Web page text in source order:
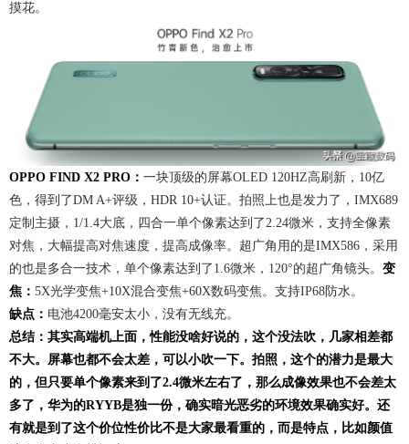
摸花。
OPPO FIND X2 PRO： 一块顶级的屏幕OLED 120HZ高刷新，10亿
色，得到了DM A+评级，HDR 10+认证。拍照上也是发力了，IMX689
定制主摄，1/1.4大底，四合一单个像素达到了2.24微米，支持全像素
对焦，大幅提高对焦速度，提高成像率。超广角用的是IMX586，采用
的也是多合一技术，单个像素达到了1.6微米，120°的超广角镜头。 变
焦： 5X光学变焦+10X混合变焦+60X数码变焦。支持IP68防水。
缺点： 电池4200毫安太小，没有无线充。
总结：其实高端机上面，性能没啥好说的，这个没法吹，几家相差都
不大。屏幕也都不会太差，可以小吹一下。拍照，这个的潜力是最大
的，但只要单个像素来到了2.4微米左右了，那么成像效果也不会差太
多了，华为的RYYB是独一份，确实暗光恶劣的环境效果确实好。还
有就是到了这个价位性价比不是大家最看重的，而是特点，比如颜值